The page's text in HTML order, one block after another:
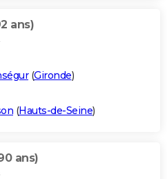
ans)
(Gironde)
(Hauts-de-Seine)
ans)